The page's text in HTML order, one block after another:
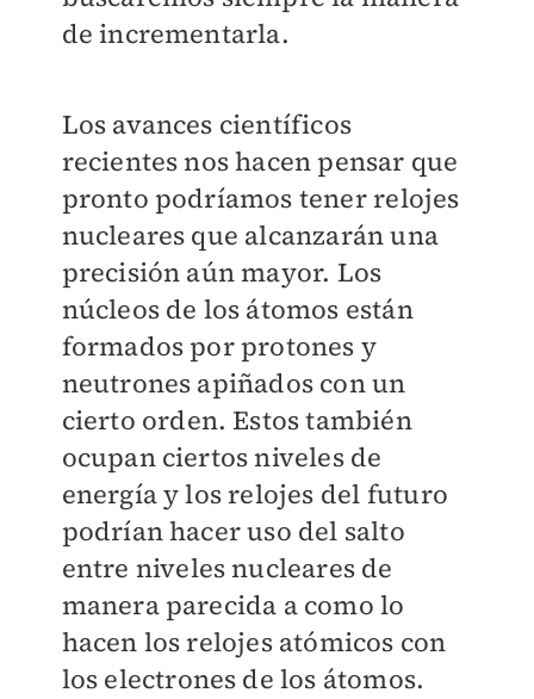
de incrementarla.
Los avances científicos
recientes nos hacen pensar que
pronto podríamos tener relojes
nucleares que alcanzarán una
precisión aún mayor. Los
núcleos de los átomos están
formados por protones y
neutrones apiñados con un
cierto orden. Estos también
ocupan ciertos niveles de
energía y los relojes del futuro
podrían hacer uso del salto
entre niveles nucleares de
manera parecida a como lo
hacen los relojes atómicos con
los electrones de los átomos.